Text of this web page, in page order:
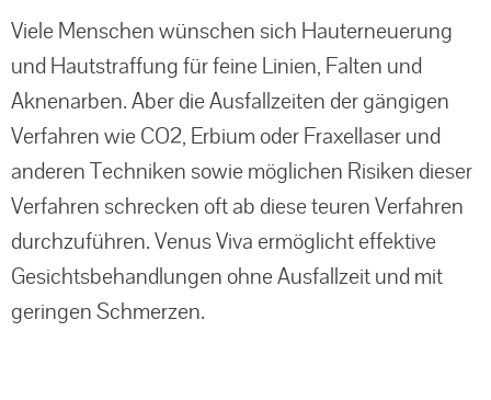
Viele Menschen wünschen sich Hauterneuerung
und Hautstraffung für feine Linien, Falten und
Aknenarben. Aber die Ausfallzeiten der gängigen
Verfahren wie CO2, Erbium oder Fraxellaser und
anderen Techniken sowie möglichen Risiken dieser
Verfahren schrecken oft ab diese teuren Verfahren
durchzuführen. Venus Viva ermöglicht effektive
Gesichtsbehandlungen ohne Ausfallzeit und mit
geringen Schmerzen.